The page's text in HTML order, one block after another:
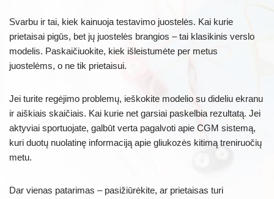
Svarbu ir tai, kiek kainuoja testavimo juostelės. Kai kurie
prietaisai pigūs, bet jų juostelės brangios – tai klasikinis verslo
modelis. Paskaičiuokite, kiek išleistumėte per metus
juostelėms, o ne tik prietaisui.
Jei turite regėjimo problemų, ieškokite modelio su dideliu ekranu
ir aiškiais skaičiais. Kai kurie net garsiai paskelbia rezultatą. Jei
aktyviai sportuojate, galbūt verta pagalvoti apie CGM sistemą,
kuri duotų nuolatinę informaciją apie gliukozės kitimą treniruočių
metu.
Dar vienas patarimas – pasižiūrėkite, ar prietaisas turi